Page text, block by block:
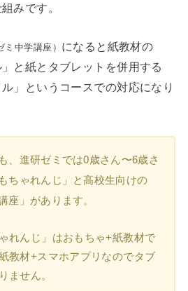
みです。
ミ中学講座） になると紙教材の
」と紙とタブレットを併用する
ル」というコースでの対応になり
、進研ゼミでは0歳さん〜6歳さ
ちゃれんじ」と高校生向けの
座」があります。
れんじ」はおもちゃ+紙教材で
教材+スマホアプリなのでタブ
ません。